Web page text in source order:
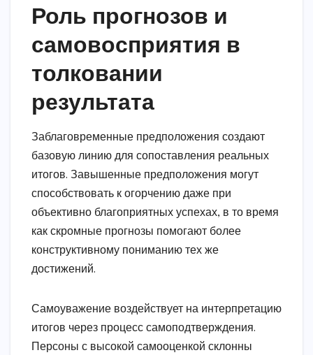
Роль прогнозов и
самовосприятия в
толковании
результата
Заблаговременные предположения создают
базовую линию для сопоставления реальных
итогов. Завышенные предположения могут
способствовать к огорчению даже при
объективно благоприятных успехах, в то время
как скромные прогнозы помогают более
конструктивному пониманию тех же
достижений.
Самоуважение воздействует на интерпретацию
итогов через процесс самоподтверждения.
Персоны с высокой самооценкой склонны